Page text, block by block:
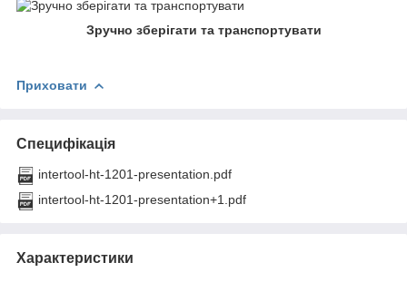
Зручно зберігати та транспортувати
Приховати
Специфікація
intertool-ht-1201-presentation.pdf
intertool-ht-1201-presentation+1.pdf
Характеристики